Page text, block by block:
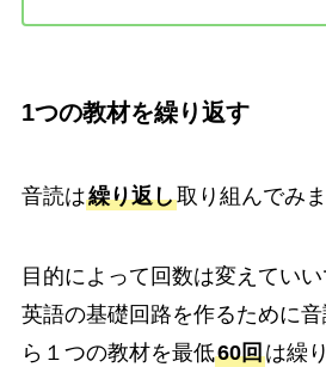
1つの教材を繰り返す
音読は繰り返し取り組んでみま
目的によって回数は変えてい
英語の基礎回路を作るために
ら１つの教材を最低60回は繰